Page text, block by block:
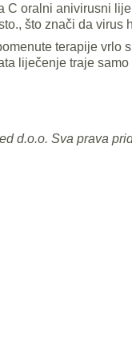
C oralni anivirusni
što znači da virus
terapije vrlo
liječenje traje samo
d.o.o. Sva prava